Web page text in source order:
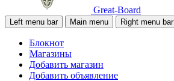
Great-Board
Left menu bar Main menu Right menu bar
Блокнот
Магазины
Добавить магазин
Добавить объявление